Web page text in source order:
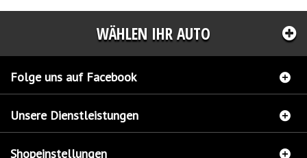
WÄHLEN IHR AUTO
Folge uns auf Facebook
Unsere Dienstleistungen
Shopeinstellungen